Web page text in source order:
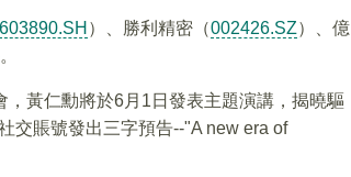
603890.SH ）、勝利精密（002426.SZ）、億
黃仁勳將於6月1日發表主題演講，揭曉驅
交賬號發出三字預告--"A new era of